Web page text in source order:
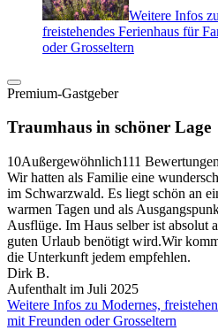
Weitere Infos
freistehendes Ferienhaus für
oder Grosseltern
Premium-Gastgeber
Traumhaus in schöner Lage
10Außergewöhnlich111 Bewertungen
Wir hatten als Familie eine
im Schwarzwald. Es liegt schön an
warmen Tagen und als
Ausflüge. Im Haus selber ist absolut
guten Urlaub benötigt wird.Wir
die Unterkunft jedem empfehlen.
Dirk B.
Aufenthalt im Juli 2025
Weitere Infos zu Modernes,
mit Freunden oder Grosseltern